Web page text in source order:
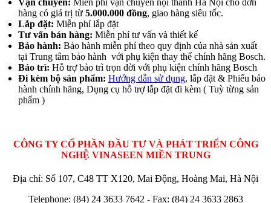
hàng có giá trị từ 5.000.000 đồng, giao hàng siêu tốc.
Lắp đặt: Miễn phí lắp đặt
Tư vấn bán hàng: Miễn phí tư vấn và thiết kế
Bảo hành: Bảo hành miễn phí theo quy định của nhà sản xuất
tại Trung tâm bảo hành với phụ kiện thay thế chính hãng Bosch.
Bảo trì: Hỗ trợ bảo trì trọn đời với phụ kiện chính hãng Bosch
Đi kèm bộ sản phẩm: Hướng dẫn sử dụng, lắp đặt & Phiếu bảo
hành chính hãng, Dụng cụ hỗ trợ lắp đặt đi kèm ( Tuỳ từng sản
phẩm )
CÔNG TY CỔ PHẦN ĐẦU TƯ VÀ PHÁT TRIỂN CÔNG
NGHỆ VINASEEN MIỀN TRUNG
Địa chỉ: Số 107, C48 TT X120, Mai Động, Hoàng Mai, Hà Nội
Telephone: (84) 24 3633 7642 - Fax: (84) 24 3633 2863